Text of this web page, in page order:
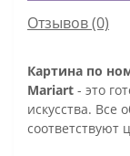
Отзывов (0)
Картина по
Mariart - это
искусства. Все
соответствуют